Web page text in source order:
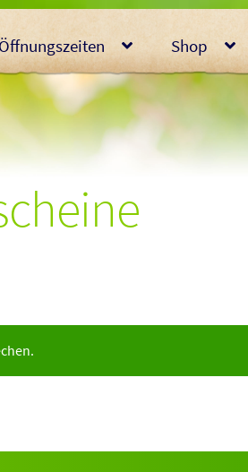
Öffnungszeiten Shop